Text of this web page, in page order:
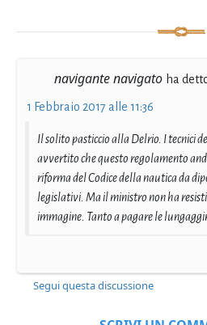
navigante navigato ha
1 Febbraio 2017 alle 11:36
Il solito pasticcio alla Delrio. I tecnici
avvertito che questo regolamento
riforma del Codice della nautica da
legislativi. Ma il ministro non ha
immagine. Tanto a pagare le
Segui questa discussione